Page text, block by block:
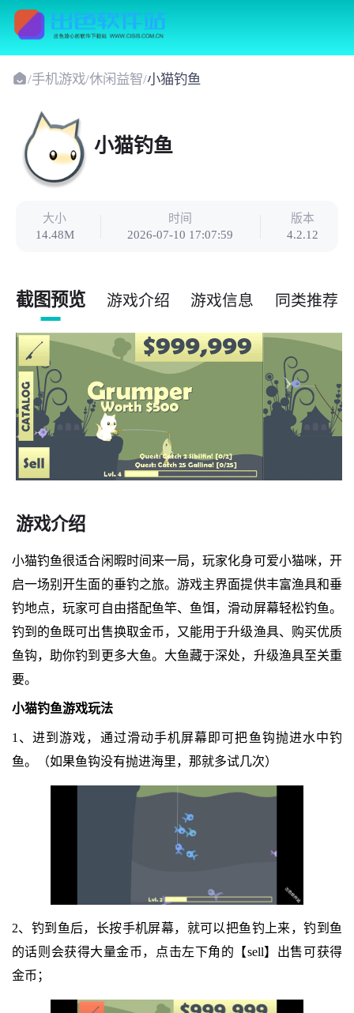
/手机游戏/休闲益智/小猫钓鱼
小猫钓鱼
大小
14.48M
时间
2026-07-10 17:07:59
版本
4.2.12
截图预览 游戏介绍 游戏信息 同类推荐
游戏介绍
小猫钓鱼很适合闲暇时间来一局，玩家化身可爱小猫咪，开
启一场别开生面的垂钓之旅。游戏主界面提供丰富渔具和垂
钓地点，玩家可自由搭配鱼竿、鱼饵，滑动屏幕轻松钓鱼。
钓到的鱼既可出售换取金币，又能用于升级渔具、购买优质
鱼钩，助你钓到更多大鱼。大鱼藏于深处，升级渔具至关重
要。
小猫钓鱼游戏玩法
1、进到游戏，通过滑动手机屏幕即可把鱼钩抛进水中钓
鱼。（如果鱼钩没有抛进海里，那就多试几次）
2、钓到鱼后，长按手机屏幕，就可以把鱼钓上来，钓到鱼
的话则会获得大量金币，点击左下角的【sell】出售可获得
金币；